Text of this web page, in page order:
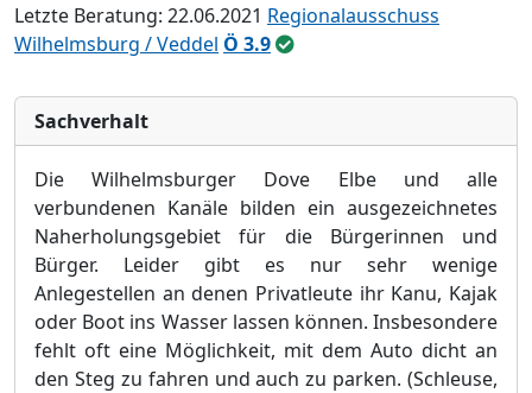
Letzte Beratung: 22.06.2021 Regionalausschuss
Wilhelmsburg / Veddel Ö 3.9
Sachverhalt
Die Wilhelmsburger Dove Elbe und alle
verbundenen Kanäle bilden ein ausgezeichnetes
Naherholungsgebiet für die Bürgerinnen und
Bürger. Leider gibt es nur sehr wenige
Anlegestellen an denen Privatleute ihr Kanu, Kajak
oder Boot ins Wasser lassen können. Insbesondere
fehlt oft eine Möglichkeit, mit dem Auto dicht an
den Steg zu fahren und auch zu parken. (Schleuse,